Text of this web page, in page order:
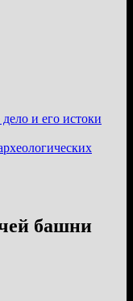
и его истоки
башни